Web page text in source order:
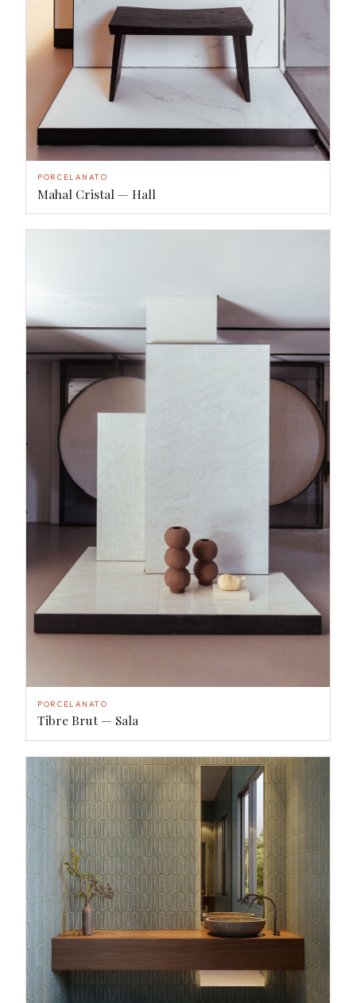
PORCELANATO
Mahal Cristal — Hall
PORCELANATO
Tibre Brut — Sala